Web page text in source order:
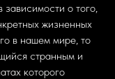
о того,
жизненных
в нашем мире, то
странным и
которого